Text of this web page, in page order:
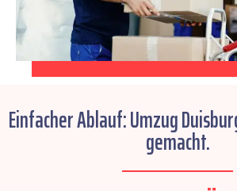
Einfacher Ablauf: Umzug
gemacht.